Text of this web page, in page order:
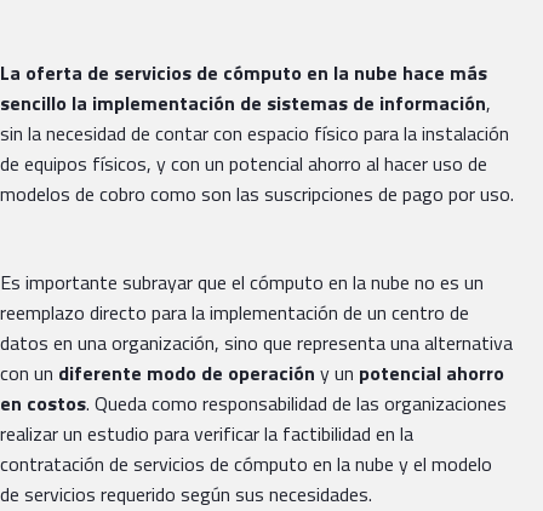
La oferta de servicios de cómputo en la nube hace más
sencillo la implementación de sistemas de información,
sin la necesidad de contar con espacio físico para la instalación
de equipos físicos, y con un potencial ahorro al hacer uso de
modelos de cobro como son las suscripciones de pago por uso.
Es importante subrayar que el cómputo en la nube no es un
reemplazo directo para la implementación de un centro de
datos en una organización, sino que representa una alternativa
con un diferente modo de operación y un potencial ahorro
en costos. Queda como responsabilidad de las organizaciones
realizar un estudio para verificar la factibilidad en la
contratación de servicios de cómputo en la nube y el modelo
de servicios requerido según sus necesidades.